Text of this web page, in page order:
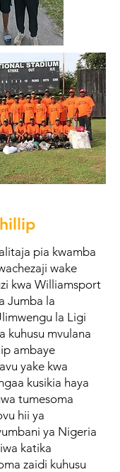
pia kwamba
wake
kwa Williamsport
Jumba la
la Ligi
kuhusu mvulana
ambaye
yake kwa
kusikia haya
tumesoma
hii ya
ya Nigeria
katika
zaidi kuhusu